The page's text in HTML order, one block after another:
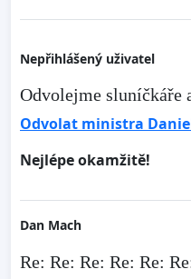
Nepřihlášený uživatel
Odvolejme sluníčkáře
Odvolat ministra
Nejlépe okamžitě!
Dan Mach
Re: Re: Re: Re: Re: